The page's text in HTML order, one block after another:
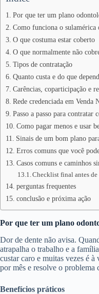
Por que ter um plano
Como funciona o sulamérica
O que costuma estar coberto
O que normalmente não
Tipos de contratação
Quanto custa e do que
Carências, coparticipação e
Rede credenciada em
Passo a passo para contratar
Como pagar menos e usar
Sinais de um bom plano
Erros comuns que você
Casos comuns e caminhos
Checklist final antes de
perguntas frequentes
conclusão e próxima ação
Por que ter um plano
Dor de dente não avisa.
atrapalha o trabalho e a
custar caro e muitas vezes é
por mês e resolve o problema
Benefícios práticos